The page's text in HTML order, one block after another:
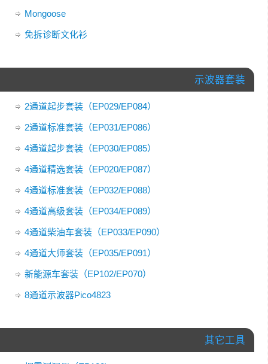
Mongoose
免拆诊断文化衫
示波器套装
2通道起步套装（EP029/EP084）
2通道标准套装（EP031/EP086）
4通道起步套装（EP030/EP085）
4通道精选套装（EP020/EP087）
4通道标准套装（EP032/EP088）
4通道高级套装（EP034/EP089）
4通道柴油车套装（EP033/EP090）
4通道大师套装（EP035/EP091）
新能源车套装（EP102/EP070）
8通道示波器Pico4823
其它工具